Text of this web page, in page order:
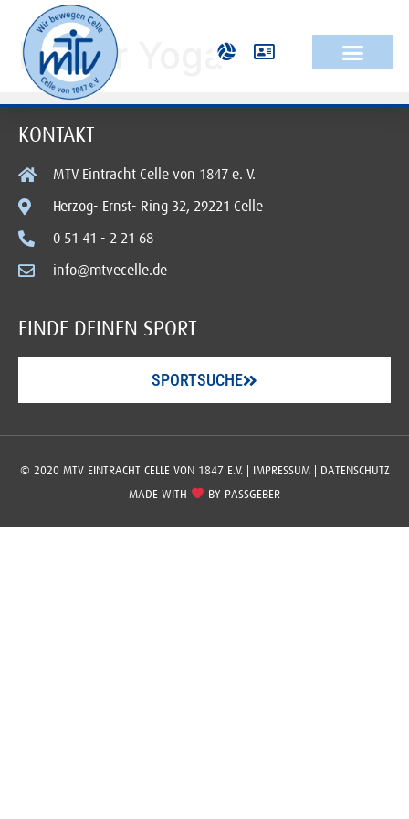
Power Yoga
KONTAKT
MTV Eintracht Celle von 1847 e. V.
Herzog- Ernst- Ring 32, 29221 Celle
0 51 41 - 2 21 68
info@mtvecelle.de
FINDE DEINEN SPORT
SPORTSUCHE
© 2020 MTV EINTRACHT CELLE VON 1847 E.V. | IMPRESSUM| DATENSCHUTZ
MADE WITH
BY PASSGEBER